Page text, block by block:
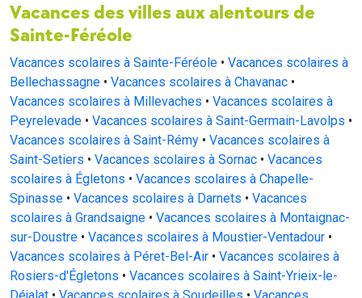
Vacances des villes aux alentours de
Sainte-Féréole
Vacances scolaires à Sainte-Féréole • Vacances scolaires à
Bellechassagne • Vacances scolaires à Chavanac •
Vacances scolaires à Millevaches • Vacances scolaires à
Peyrelevade • Vacances scolaires à Saint-Germain-Lavolps •
Vacances scolaires à Saint-Rémy • Vacances scolaires à
Saint-Setiers • Vacances scolaires à Sornac • Vacances
scolaires à Égletons • Vacances scolaires à Chapelle-
Spinasse • Vacances scolaires à Darnets • Vacances
scolaires à Grandsaigne • Vacances scolaires à Montaignac-
sur-Doustre • Vacances scolaires à Moustier-Ventadour •
Vacances scolaires à Péret-Bel-Air • Vacances scolaires à
Rosiers-d'Égletons • Vacances scolaires à Saint-Yrieix-le-